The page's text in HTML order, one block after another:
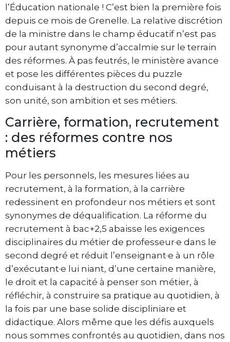
l’Éducation nationale ! C’est bien la première fois
depuis ce mois de Grenelle. La relative discrétion
de la ministre dans le champ éducatif n’est pas
pour autant synonyme d’accalmie sur le terrain
des réformes. À pas feutrés, le ministère avance
et pose les différentes pièces du puzzle
conduisant à la destruction du second degré,
son unité, son ambition et ses métiers.
Carrière, formation, recrutement
: des réformes contre nos
métiers
Pour les personnels, les mesures liées au
recrutement, à la formation, à la carrière
redessinent en profondeur nos métiers et sont
synonymes de déqualification. La réforme du
recrutement à bac+2,5 abaisse les exigences
disciplinaires du métier de professeur·e dans le
second degré et réduit l’enseignant·e à un rôle
d’exécutant·e lui niant, d’une certaine manière,
le droit et la capacité à penser son métier, à
réfléchir, à construire sa pratique au quotidien, à
la fois par une base solide discipliniare et
didactique. Alors même que les défis auxquels
nous sommes confrontés au quotidien, dans nos